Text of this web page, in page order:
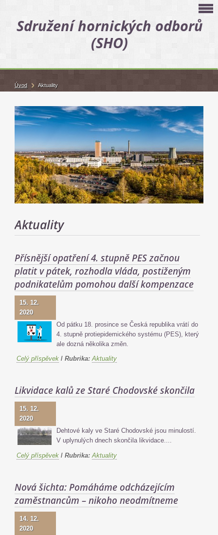
Sdružení hornických odborů
(SHO)
Aktuality
Přísnější opatření 4. stupně PES začnou
platit v pátek, rozhodla vláda, postiženým
podnikatelům pomohou další kompenzace
15. 12.
2020
Od pátku 18. prosince se Česká republika vrátí do
4. stupně protiepidemického systému (PES), který
ale dozná několika změn.
Celý příspěvek / Rubrika: Aktuality
Likvidace kalů ze Staré Chodovské skončila
15. 12.
2020
Dehtové kaly ve Staré Chodovské jsou minulostí.
V uplynulých dnech skončila likvidace....
Celý příspěvek / Rubrika: Aktuality
Nová šichta: Pomáháme odcházejícím
zaměstnancům – nikoho neodmítneme
14. 12.
2020
Úvod Aktuality